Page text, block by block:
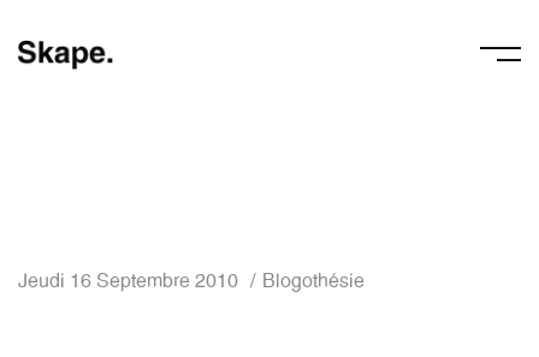
Jeudi 16 Septembre 2010 Blogothésie